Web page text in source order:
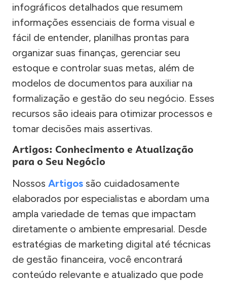
infográficos detalhados que resumem
informações essenciais de forma visual e
fácil de entender, planilhas prontas para
organizar suas finanças, gerenciar seu
estoque e controlar suas metas, além de
modelos de documentos para auxiliar na
formalização e gestão do seu negócio. Esses
recursos são ideais para otimizar processos e
tomar decisões mais assertivas.
Artigos: Conhecimento e Atualização
para o Seu Negócio
Nossos Artigos são cuidadosamente
elaborados por especialistas e abordam uma
ampla variedade de temas que impactam
diretamente o ambiente empresarial. Desde
estratégias de marketing digital até técnicas
de gestão financeira, você encontrará
conteúdo relevante e atualizado que pode